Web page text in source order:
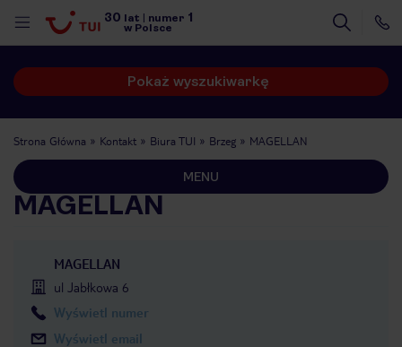
30 lat numer 1
w Polsce
Pokaż wyszukiwarkę
Strona Główna Kontakt Biura TUI Brzeg MAGELLAN
MENU
MAGELLAN
MAGELLAN
ul Jabłkowa 6
Wyświetl numer
Wyświetl email